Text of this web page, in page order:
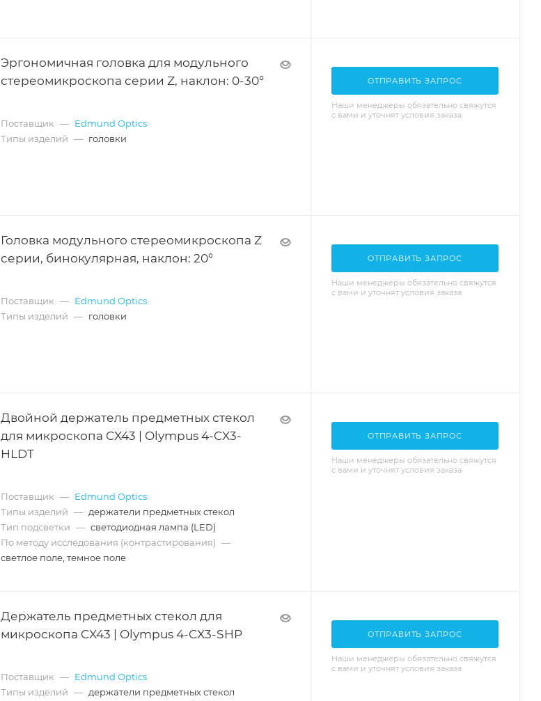
Эргономичная головка для модульного
стереомикроскопа серии Z, наклон: 0-30°
Поставщик — Edmund Optics
Типы изделий — головки
ОТПРАВИТЬ ЗАПРОС
Наши менеджеры обязательно свяжутся
с вами и уточнят условия заказа
Головка модульного стереомикроскопа Z
серии, бинокулярная, наклон: 20°
Поставщик — Edmund Optics
Типы изделий — головки
ОТПРАВИТЬ ЗАПРОС
Наши менеджеры обязательно свяжутся
с вами и уточнят условия заказа
Двойной держатель предметных стекол
для микроскопа CX43 | Olympus 4-CX3-
HLDT
Поставщик — Edmund Optics
Типы изделий — держатели предметных стекол
Тип подсветки — светодиодная лампа (LED)
По методу исследования (контрастирования) —
светлое поле, темное поле
ОТПРАВИТЬ ЗАПРОС
Наши менеджеры обязательно свяжутся
с вами и уточнят условия заказа
Держатель предметных стекол для
микроскопа CX43 | Olympus 4-CX3-SHP
Поставщик — Edmund Optics
Типы изделий — держатели предметных стекол
ОТПРАВИТЬ ЗАПРОС
Наши менеджеры обязательно свяжутся
с вами и уточнят условия заказа